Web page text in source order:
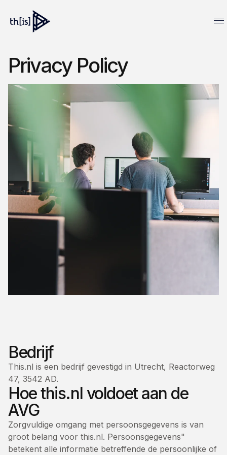
Privacy Policy
Bedrijf
This.nl is een bedrijf gevestigd in Utrecht, Reactorweg
47, 3542 AD.
Hoe this.nl voldoet aan de
AVG
Zorgvuldige omgang met persoonsgegevens is van
groot belang voor this.nl. Persoonsgegevens"
betekent alle informatie betreffende de persoonlijke of